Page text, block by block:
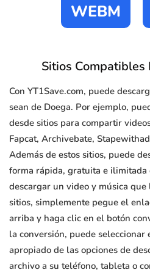
WEBM
Sitios Compatibles
Con YT1Save.com, puede
sean de Doega. Por ejemplo,
desde sitios para compartir
Fapcat, Archivebate,
Además de estos sitios, puede
forma rápida, gratuita e ilimitada
descargar un video y música
sitios, simplemente pegue el
arriba y haga clic en el botón
la conversión, puede
apropiado de las opciones de
archivo a su teléfono, tableta o